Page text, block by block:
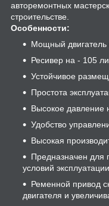
авторемонтных
строительстве.
Особенности:
Мощный двигатель
Ресивер на - 105
Устойчивое
Простота
Высокое давление
Удобство
Высокая
Предназначен для
условий эксплуатации
Ременной привод
двигателя и